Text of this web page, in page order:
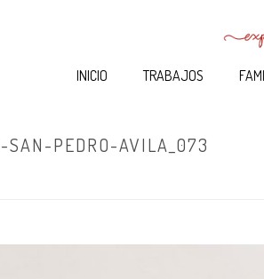
INICIO TRABAJOS
PEDRO-AVILA_073